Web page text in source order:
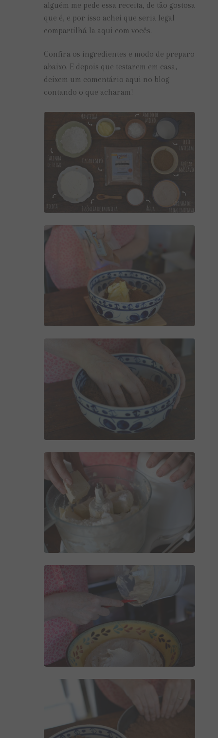
alguém me pede essa receita, de tão gostosa
que é, e por isso achei que seria legal
compartilhá-la aqui com vocês.
Confira os ingredientes e modo de preparo
abaixo. E depois que testarem em casa,
deixem um comentário aqui no blog
contando o que acharam!